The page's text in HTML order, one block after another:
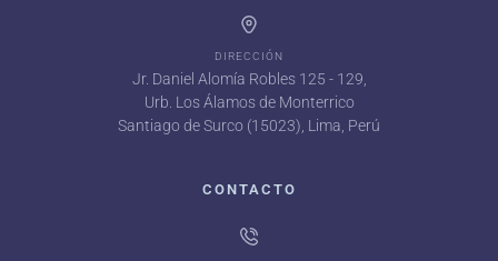
DIRECCIÓN
Jr. Daniel Alomía Robles 125 - 129,
Urb. Los Álamos de Monterrico
Santiago de Surco (15023), Lima, Perú
CONTACTO